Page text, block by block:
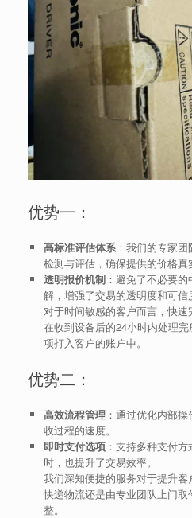
优势一：
高标准评估体系：我们的专家团
检测与评估，确保提供的价格真
透明报价机制：避免了不必要的
解，增强了交易的透明度和可信
对于时间敏感的客户而言，快
在收到设备后的24小时内处理
项打入客户的账户中。
优势二：
高效流程管理：通过优化内部操
收过程的速度。
即时支付选项：支持多种支付方
时，也提升了交易效率。
我们深知便捷的服务对于提升
快递物流还是由专业团队上门
整。